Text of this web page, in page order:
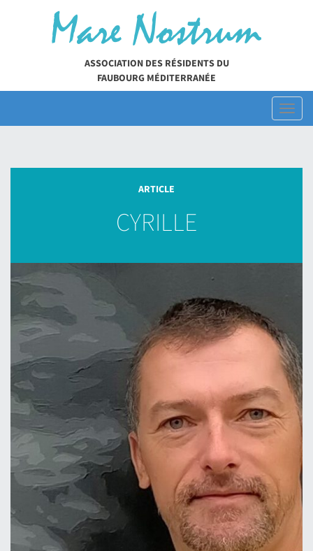
ASSOCIATION DES RÉSIDENTS DU
FAUBOURG MÉDITERRANÉE
CYRILLE
ARTICLE